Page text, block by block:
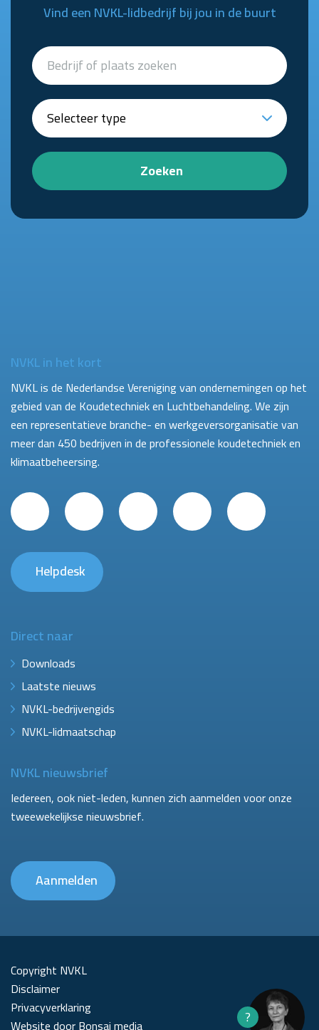
Vind een NVKL-lidbedrijf bij jou in de buurt
Zoeken
NVKL in het kort
NVKL is de Nederlandse Vereniging van ondernemingen op het
gebied van de Koudetechniek en Luchtbehandeling. We zijn
een representatieve branche- en werkgeversorganisatie van
meer dan 450 bedrijven in de professionele koudetechniek en
klimaatbeheersing.
Helpdesk
Direct naar
Downloads
Laatste nieuws
NVKL-bedrijvengids
NVKL-lidmaatschap
NVKL nieuwsbrief
Iedereen, ook niet-leden, kunnen zich aanmelden voor onze
tweewekelijkse nieuwsbrief.
Aanmelden
Copyright NVKL
Disclaimer
Privacyverklaring
Website door Bonsai media
?